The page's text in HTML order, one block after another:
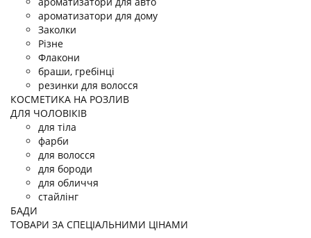
ароматизатори для дому
Заколки
Різне
Флакони
браши, гребінці
резинки для волосся
КОСМЕТИКА НА РОЗЛИВ
ДЛЯ ЧОЛОВІКІВ
для тіла
фарби
для волосся
для бороди
для обличчя
стайлiнг
БАДИ
ТОВАРИ ЗА СПЕЦІАЛЬНИМИ ЦІНАМИ